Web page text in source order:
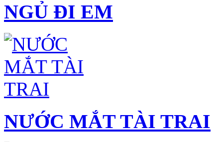
NGỦ ĐI EM
NƯỚC MẮT TÀI TRAI